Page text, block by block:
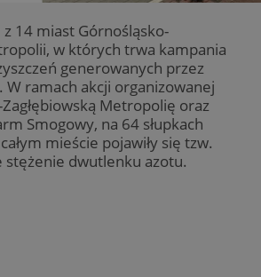
14 miast Górnośląsko-
w których trwa kampania
generowanych przez
ramach akcji organizowanej
Metropolię oraz
Smogowy, na 64 słupkach
mieście pojawiły się tzw.
dwutlenku azotu.